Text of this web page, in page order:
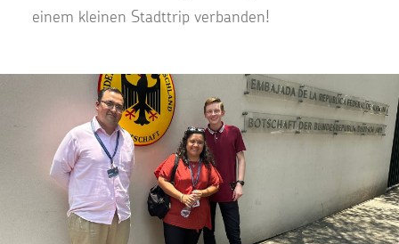
einem kleinen Stadttrip verbanden!